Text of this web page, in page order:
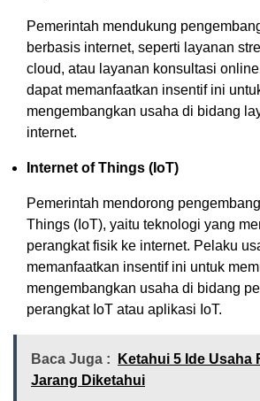
Pemerintah mendukung
berbasis internet, seperti layanan
cloud, atau layanan konsultasi
dapat memanfaatkan insentif ini
mengembangkan usaha di bidang
internet.
Internet of Things (IoT)
Pemerintah mendorong
Things (IoT), yaitu teknologi yang
perangkat fisik ke internet. Pelaku
memanfaatkan insentif ini untuk
mengembangkan usaha di bidang
perangkat IoT atau aplikasi IoT.
Baca Juga :
Ketahui 5 Ide Usaha
Jarang Diketahui